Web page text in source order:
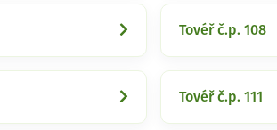
Tovéř č.p. 108
Tovéř č.p. 111